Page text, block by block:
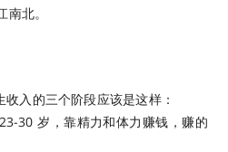
北。
收入的三个阶段应该是这样：
30 岁，靠精力和体力赚钱，赚的